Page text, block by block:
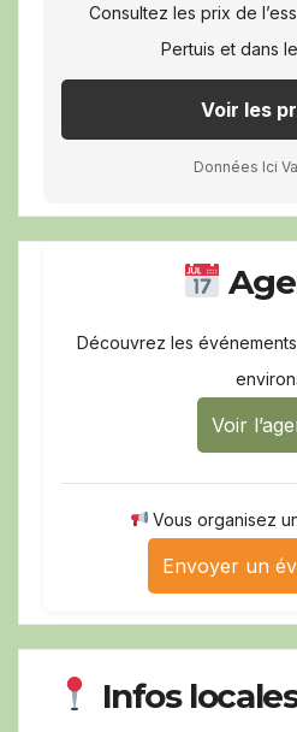
Consultez les prix de
Pertuis et dans
Voir les
Données Ici
Découvrez les
Voir
Vous organisez
Envoyer un
Infos